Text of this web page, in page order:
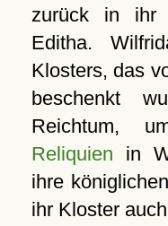
zurück in ihr
Editha.
Klosters, das
beschenkt
Reichtum,
Reliquien in
ihre
ihr Kloster